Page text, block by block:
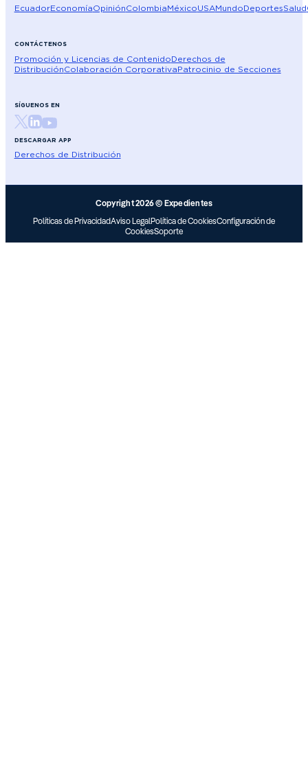
EcuadorEconomíaOpiniónColombiaMéxicoUSAMundoDeportesSalud
CONTÁCTENOS
Promoción y Licencias de ContenidoDerechos de
DistribuciónColaboración CorporativaPatrocinio de Secciones
SÍGUENOS EN
DESCARGAR APP
Derechos de Distribución
Copyright 2026 © Expedientes
Políticas de PrivacidadAviso LegalPolítica de CookiesConfiguración de
CookiesSoporte